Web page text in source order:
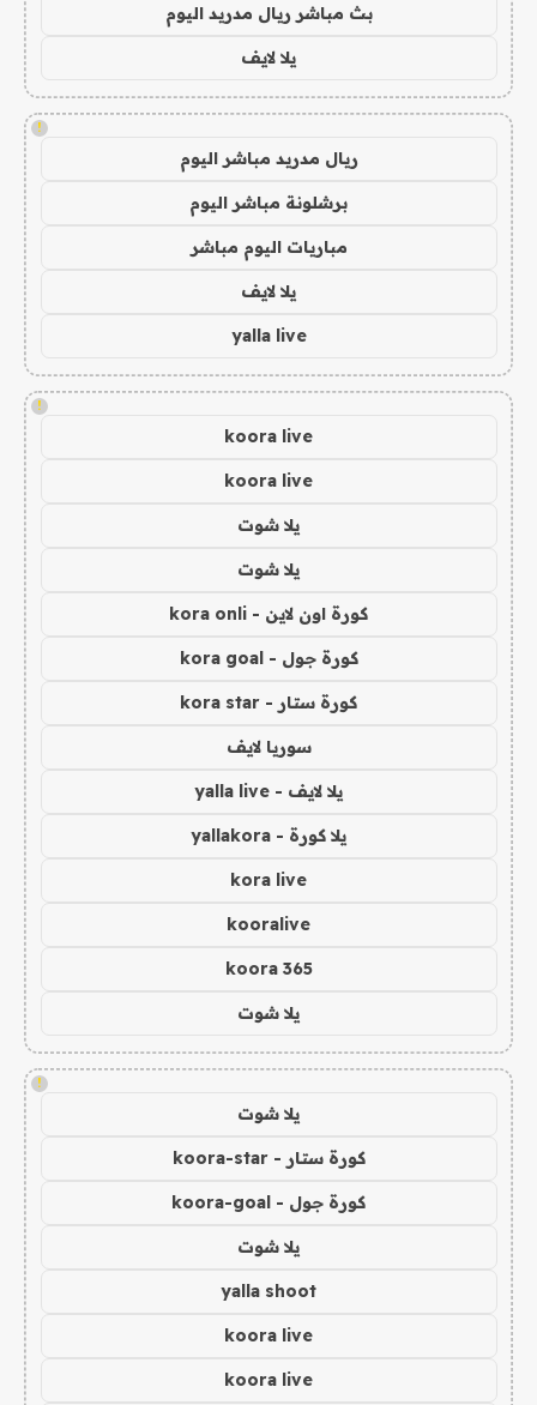
بث مباشر ريال مدريد اليوم
يلا لايف
!
ريال مدريد مباشر اليوم
برشلونة مباشر اليوم
مباريات اليوم مباشر
يلا لايف
yalla live
!
koora live
koora live
يلا شوت
يلا شوت
كورة اون لاين - kora onli
كورة جول - kora goal
كورة ستار - kora star
سوريا لايف
يلا لايف - yalla live
يلا كورة - yallakora
kora live
kooralive
koora 365
يلا شوت
!
يلا شوت
كورة ستار - koora-star
كورة جول - koora-goal
يلا شوت
yalla shoot
koora live
koora live